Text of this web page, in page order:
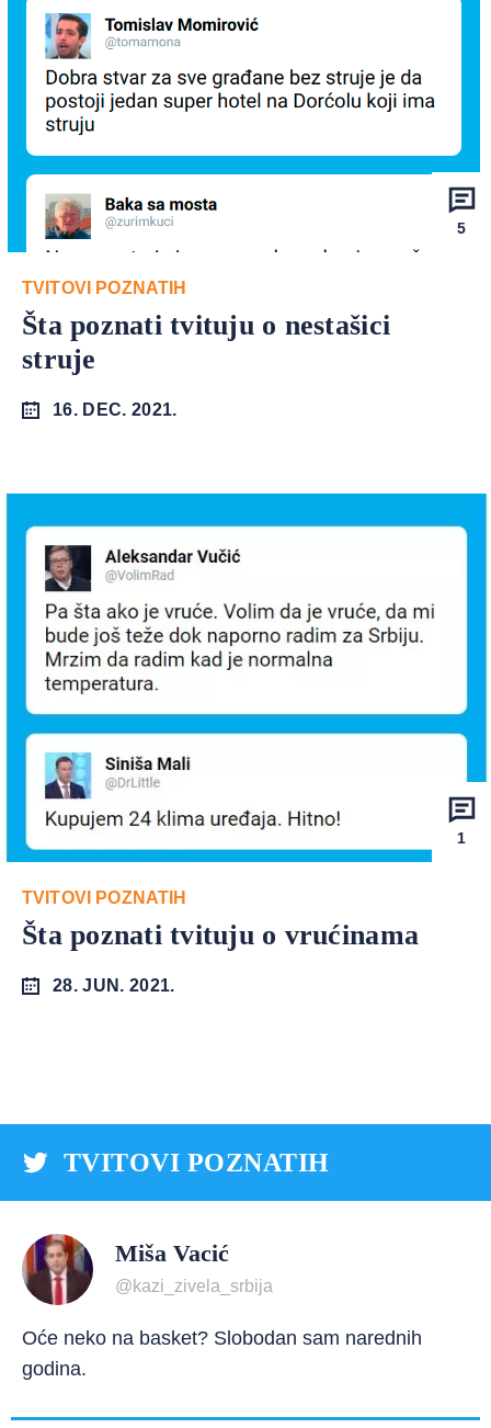
5
TVITOVI POZNATIH
Šta poznati tvituju o nestašici
struje
16. DEC. 2021.
1
TVITOVI POZNATIH
Šta poznati tvituju o vrućinama
28. JUN. 2021.
TVITOVI POZNATIH
Miša Vacić
@kazi_zivela_srbija
Oće neko na basket? Slobodan sam narednih
godina.